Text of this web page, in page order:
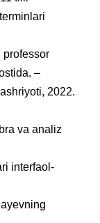
professor
–
2022.
va analiz
interfaol-